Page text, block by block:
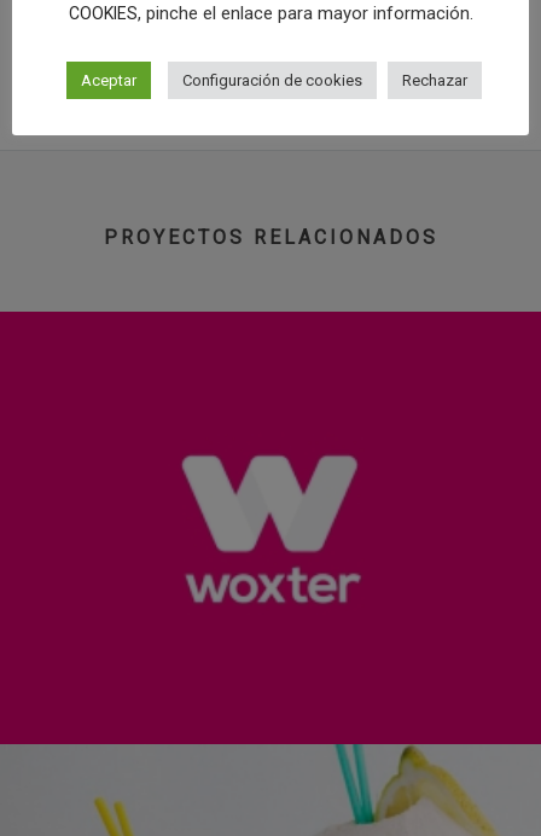
centro de psicología como Squema.
COMPRAR LOGO Y NAMING
PROYECTOS RELACIONADOS
COOKIES, pinche el enlace para mayor información.
Aceptar Configuración de cookies Rechazar